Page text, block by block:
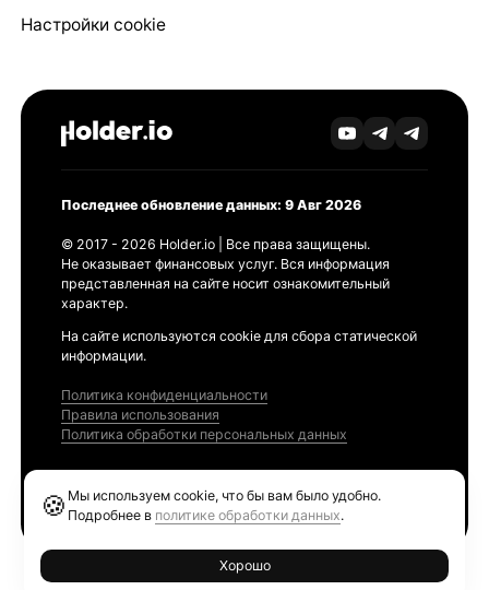
Настройки cookie
Последнее обновление данных: 9 Авг 2026
© 2017 - 2026 Holder.io | Все права защищены.
Не оказывает финансовых услуг. Вся информация
представленная на сайте носит ознакомительный
характер.
На сайте используются cookie для сбора статической
информации.
Политика конфиденциальности
Правила использования
Политика обработки персональных данных
🍪 Мы используем cookie, что бы вам было удобно.
Подробнее в политике обработки данных.
Хорошо
Ethereum GAS Tracker